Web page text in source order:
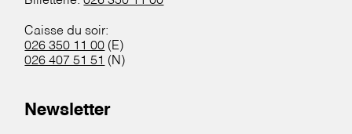
Caisse du soir:
026 350 11 00 (E)
026 407 51 51 (N)
Newsletter